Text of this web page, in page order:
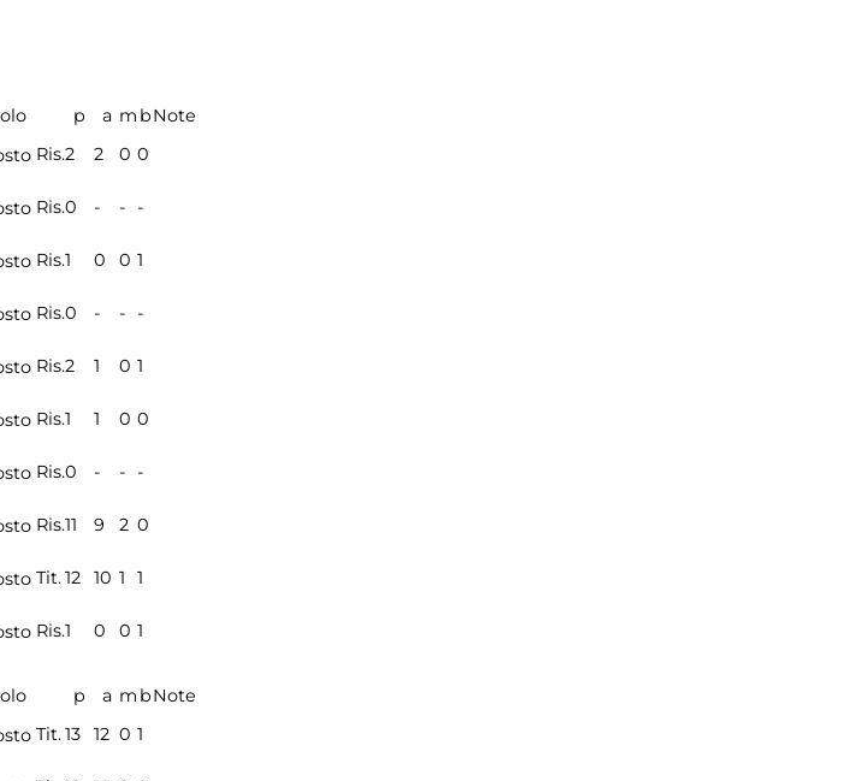
p a m bNote
Ris.2 2 0 0
Ris.0 - -
-
Ris.1 0 0 1
Ris.0 - -
-
Ris.2 1 0 1
Ris.1 1 0 0
Ris.0 - -
-
Ris.11 9 2 0
Tit.12 10 1
1
Ris.1 0 0 1
p a m bNote
Tit.13 12 0 1